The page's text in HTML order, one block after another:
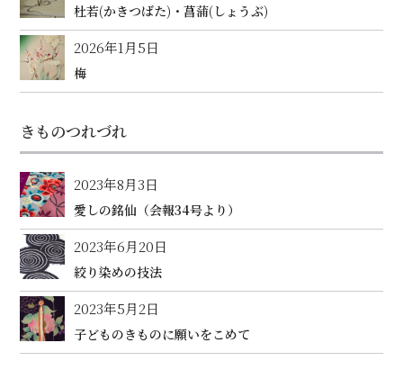
杜若(かきつばた)・菖蒲(しょうぶ)
2026年1月5日
梅
きものつれづれ
2023年8月3日
愛しの銘仙（会報34号より）
2023年6月20日
絞り染めの技法
2023年5月2日
子どものきものに願いをこめて